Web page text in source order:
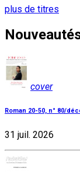
plus de titres
cover
Roman 20-50, n° 80/
31 juil. 2026